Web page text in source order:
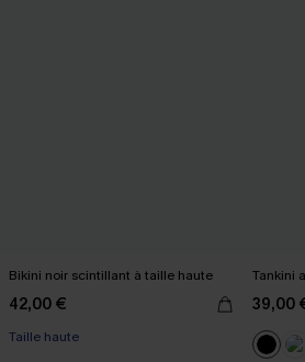
Bikini noir scintillant à taille haute
42,00 €
Taille haute
Tankini
39,00